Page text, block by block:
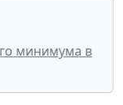
минимума в